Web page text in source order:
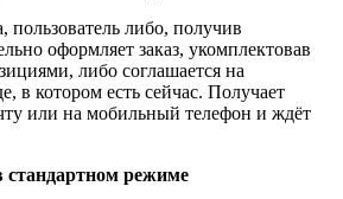
пользователь либо, получив
оформляет заказ, укомплектовав
либо соглашается на
в котором есть сейчас. Получает
или на мобильный телефон и ждёт
стандартном режиме